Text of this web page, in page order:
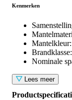
Kenmerken
Nominale
Lees meer